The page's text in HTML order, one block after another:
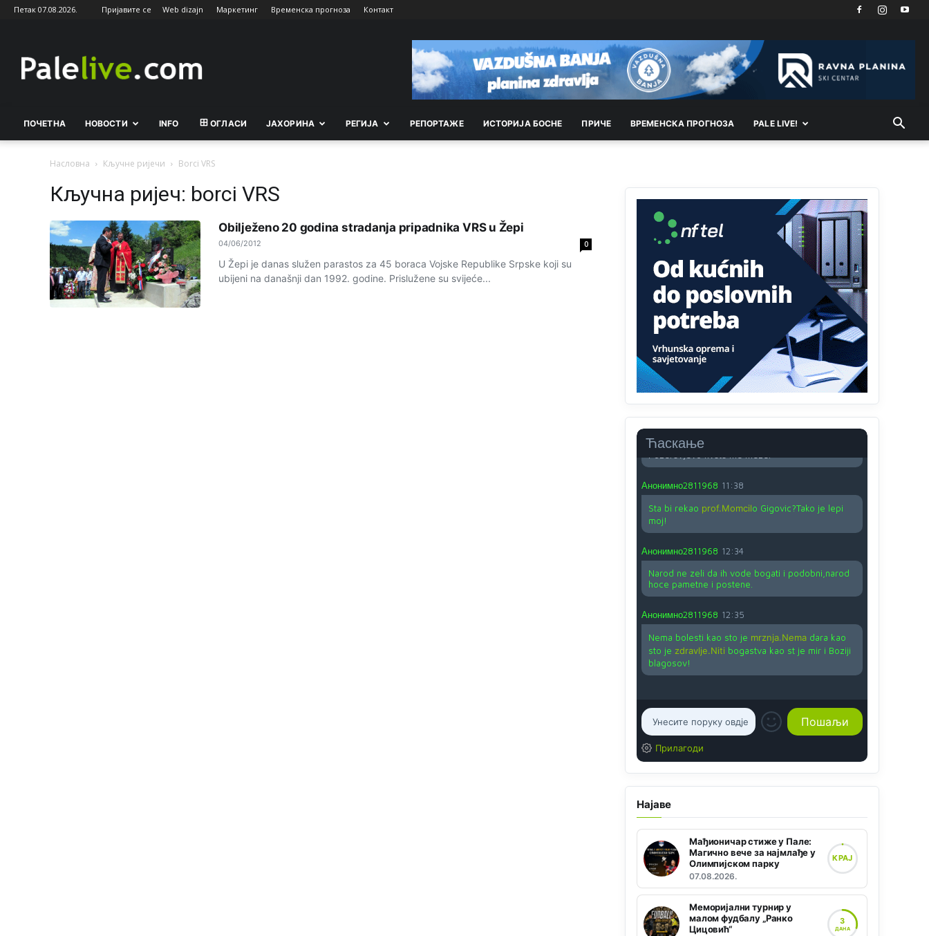
Петак 07.08.2026. Пријавите се Web dizajn Маркетинг Временска прогноза Контакт
ПОЧЕТНА НОВОСТИ INFO ОГЛАСИ ЈАХОРИНА РEГИЈА РEПОРТАЖE ИСТОРИЈА БОСНЕ ПРИЧЕ ВРEМEНСКА ПРОГНОЗА PALE LIVE!
Насловна Кључне ријечи Borci VRS
Кључна ријеч: borci VRS
Obilježeno 20 godina stradanja pripadnika VRS u Žepi
04/06/2012 0
U Žepi je danas služen parastos za 45 boraca Vojske Republike Srpske koji su
ubijeni na današnji dan 1992. godine. Prislužene su svijeće...
Ћаскање
Kuniocu ide q u guz...
Анонимно2808843 јуче
Анонимно2810587 11:11
vjeka,neko rece za Radovana i Ratka kaki su oni
srbi...i poce dalje da besjedi znam ja dobro sta je
bilo u Ag-ci...
Анонимно2810587
Proguglajte
Анонимно2810587 11:21
O kako su cudni lvi ljudi,uzeli bi sve da mogu...a
ja srce svima fajem,radujem se tudjoj sreci.I ko
ima i ko nema na iso ce mjesto leci!
Анонимно2810587
Nije u svijetu problem,nahraniti siromasnd,kako
nahraniti bogate!?
Анонимно2810587
Анонимно2811968 11:38
Sta bi rekao prof.Momcilo Gigovic?Tako je lepi
moj!
Анонимно2811968 12:34
Narod ne zeli da ih vode bogati i podobni,narod
hoce pametne i postene.
Анонимно2811968 12:35
Nema bolesti kao sto je mrznja.Nemadara kao
sto je zdravlje.Niti bogastva kao st je mir i Boziji
blagosov!
Прилагоди
Најаве
Мађионичар стиже у Пале:
Магично вече за најмлађе у
Олимпијском парку
07.08.2026.
КРАЈ
Меморијални турнир у
малом фудбалу „Ранко
Цицовић“
3
ДАНА